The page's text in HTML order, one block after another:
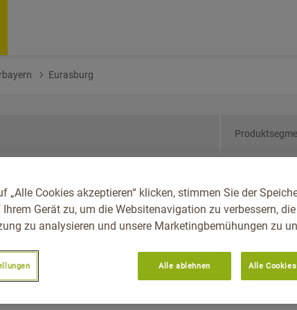
Eurasburg
Reg.-Bez.
„Alle Cookies akzeptieren“ klicken, stimmen Sie der
Gerät zu, um die Websitenavigation zu verbessern, die
zu analysieren und unsere Marketingbemühungen zu
Alle ablehnen Alle